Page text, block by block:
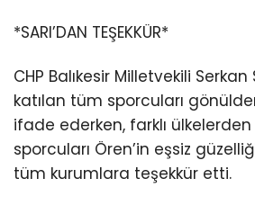
*SARI’DAN TEŞEKKÜR*
CHP Balıkesir Milletvekili
katılan tüm sporcuları
ifade ederken, farklı
sporcuları Ören’in eşsiz
tüm kurumlara teşekkür etti.